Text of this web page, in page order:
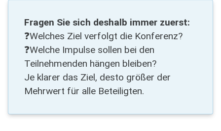
Fragen Sie sich deshalb immer zuerst:
❓Welches Ziel verfolgt die Konferenz?
❓Welche Impulse sollen bei den
Teilnehmenden hängen bleiben?
Je klarer das Ziel, desto größer der
Mehrwert für alle Beteiligten.